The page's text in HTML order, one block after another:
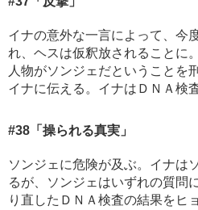
イナの意外な一言によって、今
れ、ヘスは仮釈放されることに
人物がソンジェだということを
イナに伝える。イナはＤＮＡ検
#38 「操られる真実」
ソンジェに危険が及ぶ。イナは
るが、ソンジェはいずれの質問
り直したＤＮＡ検査の結果をヒ